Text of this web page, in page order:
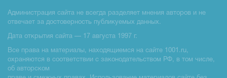
Администрация сайта не всегда разделяет мнения авторов и не
отвечает за достоверность публикуемых данных.
Дата открытия сайта — 17 августа 1997 г.
Все права на материалы, находящиемся на сайте 1001.ru,
охраняются в соответствии с законодательством РФ, в том числе,
об авторском